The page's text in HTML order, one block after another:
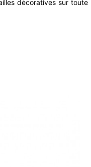
décoratives sur